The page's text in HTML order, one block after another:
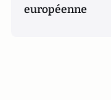
européenne